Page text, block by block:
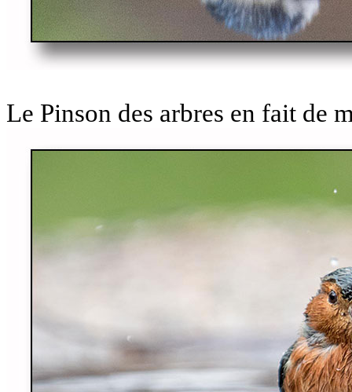
Le Pinson des arbres en fait de